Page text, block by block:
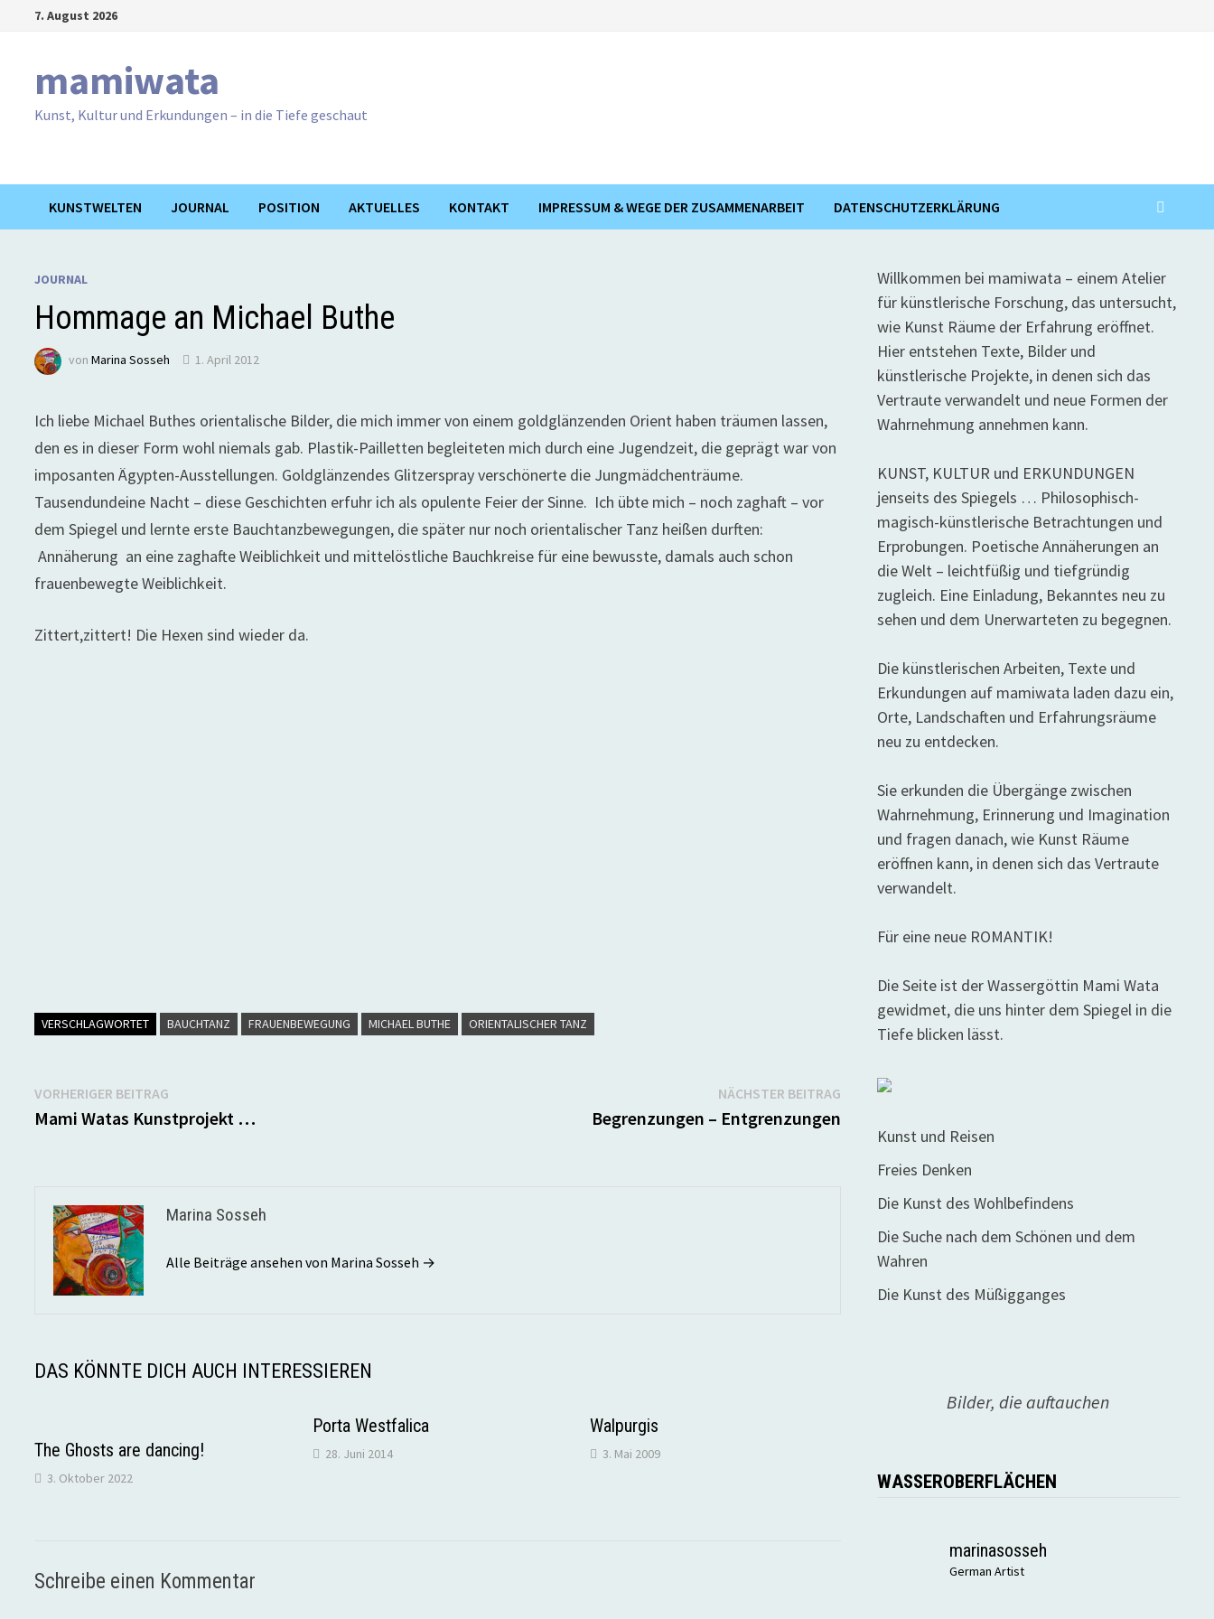
7. August 2026
mamiwata
Kunst, Kultur und Erkundungen – in die Tiefe geschaut
KUNSTWELTEN JOURNAL POSITION AKTUELLES KONTAKT IMPRESSUM & WEGE DER ZUSAMMENARBEIT DATENSCHUTZERKLÄRUNG
JOURNAL
Hommage an Michael Buthe
vonMarina Sosseh 1. April 2012
Ich liebe Michael Buthes orientalische Bilder, die mich immer von einem goldglänzenden Orient haben träumen lassen,
den es in dieser Form wohl niemals gab. Plastik-Pailletten begleiteten mich durch eine Jugendzeit, die geprägt war von
imposanten Ägypten-Ausstellungen. Goldglänzendes Glitzerspray verschönerte die Jungmädchenträume.
Tausendundeine Nacht – diese Geschichten erfuhr ich als opulente Feier der Sinne. Ich übte mich – noch zaghaft – vor
dem Spiegel und lernte erste Bauchtanzbewegungen, die später nur noch orientalischer Tanz heißen durften:
Annäherung an eine zaghafte Weiblichkeit und mittelöstliche Bauchkreise für eine bewusste, damals auch schon
frauenbewegte Weiblichkeit.
Zittert,zittert! Die Hexen sind wieder da.
VERSCHLAGWORTET BAUCHTANZ FRAUENBEWEGUNG MICHAEL BUTHE ORIENTALISCHER TANZ
Beitragsnavigation
VORHERIGER BEITRAG
Beitrag:
Mami Watas Kunstprojekt …
NÄCHSTER BEITRAGNächster
Beitrag:
Begrenzungen – Entgrenzungen
Marina Sosseh
Alle Beiträge ansehen von Marina Sosseh →
DAS KÖNNTE DICH AUCH INTERESSIEREN
The Ghosts are dancing!
3. Oktober 2022
Porta Westfalica
28. Juni 2014
Walpurgis
3. Mai 2009
Schreibe einen Kommentar
Willkommen bei mamiwata – einem Atelier
für künstlerische Forschung, das untersucht,
wie Kunst Räume der Erfahrung eröffnet.
Hier entstehen Texte, Bilder und
künstlerische Projekte, in denen sich das
Vertraute verwandelt und neue Formen der
Wahrnehmung annehmen kann.
KUNST, KULTUR und ERKUNDUNGEN
jenseits des Spiegels … Philosophisch-
magisch-künstlerische Betrachtungen und
Erprobungen. Poetische Annäherungen an
die Welt – leichtfüßig und tiefgründig
zugleich. Eine Einladung, Bekanntes neu zu
sehen und dem Unerwarteten zu begegnen.
Die künstlerischen Arbeiten, Texte und
Erkundungen auf mamiwata laden dazu ein,
Orte, Landschaften und Erfahrungsräume
neu zu entdecken.
Sie erkunden die Übergänge zwischen
Wahrnehmung, Erinnerung und Imagination
und fragen danach, wie Kunst Räume
eröffnen kann, in denen sich das Vertraute
verwandelt.
Für eine neue ROMANTIK!
Die Seite ist der Wassergöttin Mami Wata
gewidmet, die uns hinter dem Spiegel in die
Tiefe blicken lässt.
Kunst und Reisen
Freies Denken
Die Kunst des Wohlbefindens
Die Suche nach dem Schönen und dem
Wahren
Die Kunst des Müßigganges
Bilder, die auftauchen
WASSEROBERFLÄCHEN
marinasosseh
German Artist